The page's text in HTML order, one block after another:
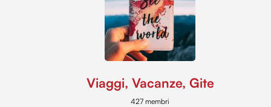
Viaggi, Vacanze, Gite
427 membri